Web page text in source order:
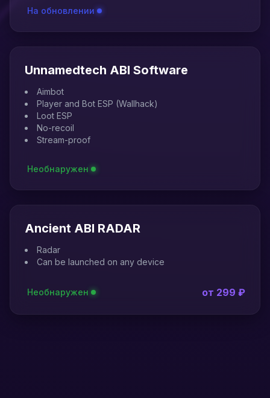
На обновлении
Unnamedtech ABI Software
Aimbot
Player and Bot ESP (Wallhack)
Loot ESP
No-recoil
Stream-proof
Необнаружен
Ancient ABI RADAR
Radar
Сan be launched on any device
Необнаружен от 299 ₽